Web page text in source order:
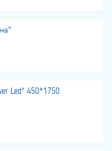
Led" 450*1750